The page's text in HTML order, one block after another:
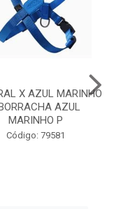
X AZUL MARINHO
AZUL
MARINHO P
Código: 79581